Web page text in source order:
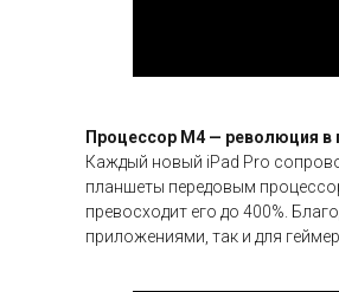
Процессор M4 — революция в
Каждый новый iPad Pro
планшеты передовым
превосходит его до 400%.
приложениями, так и для